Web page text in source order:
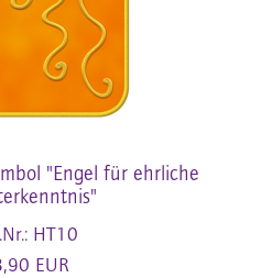
"Engel für ehrliche
HT10
EUR